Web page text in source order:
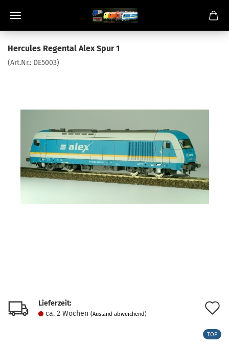
Hercules Regental Alex Spur 1
(Art.Nr.: DE5003)
Lieferzeit:
ca. 2 Wochen (Ausland abweichend)
TOP